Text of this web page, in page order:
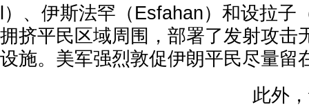
l）、伊斯法罕（Esfahan）和设拉子
拥挤平民区域周围，部署了发射攻击
设施。美军强烈敦促伊朗平民尽量留
此外，